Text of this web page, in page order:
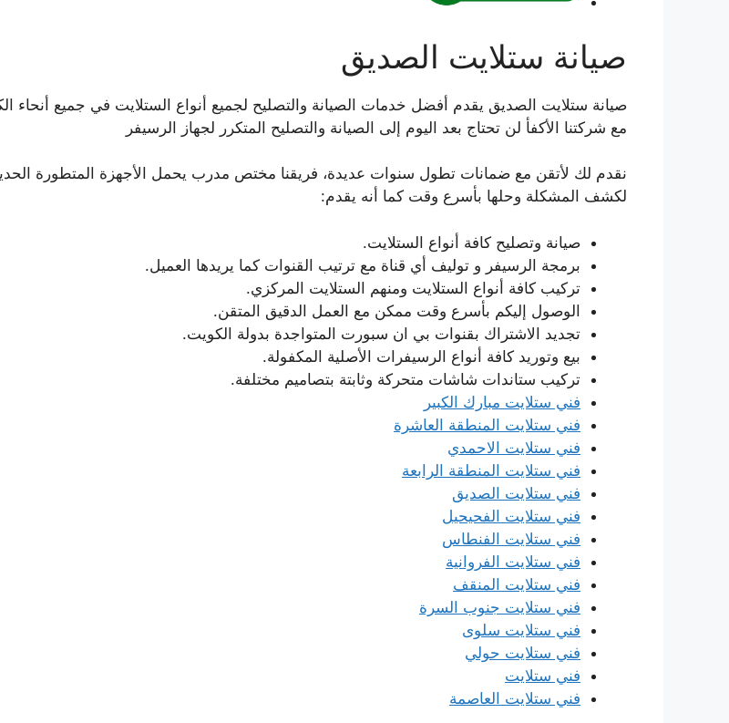
صيانة ستلايت الصديق
صيانة ستلايت الصديق يقدم أفضل خدمات الصيانة والتصليح لجميع أنواع الستلايت في جميع أنحاء
مع شركتنا الأكفأ لن تحتاج بعد اليوم إلى الصيانة والتصليح المتكرر لجهاز الرسيفر
نقدم لك لأتقن مع ضمانات تطول سنوات عديدة، فريقنا مختص مدرب يحمل الأجهزة المتطورة
لكشف المشكلة وحلها بأسرع وقت كما أنه يقدم:
صيانة وتصليح كافة أنواع الستلايت.
برمجة الرسيفر و توليف أي قناة مع ترتيب القنوات كما يريدها العميل.
تركيب كافة أنواع الستلايت ومنهم الستلايت المركزي.
الوصول إليكم بأسرع وقت ممكن مع العمل الدقيق المتقن.
تجديد الاشتراك بقنوات بي ان سبورت المتواجدة بدولة الكويت.
بيع وتوريد كافة أنواع الرسيفرات الأصلية المكفولة.
تركيب ستاندات شاشات متحركة وثابتة بتصاميم مختلفة.
فني ستلايت مبارك الكبير
فني ستلايت المنطقة العاشرة
فني ستلايت الاحمدي
فني ستلايت المنطقة الرابعة
فني ستلايت الصديق
فني ستلايت الفحيحيل
فني ستلايت الفنطاس
فني ستلايت الفروانية
فني ستلايت المنقف
فني ستلايت جنوب السرة
فني ستلايت سلوى
فني ستلايت حولي
فني ستلايت
فني ستلايت العاصمة